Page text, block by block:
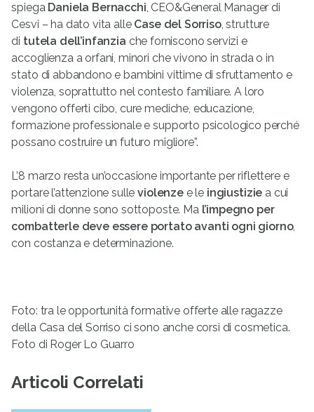
spiega Daniela Bernacchi, CEO&General Manager di
Cesvi – ha dato vita alle Case del Sorriso, strutture
di tutela dell’infanzia che forniscono servizi e
accoglienza a orfani, minori che vivono in strada o in
stato di abbandono e bambini vittime di sfruttamento e
violenza, soprattutto nel contesto familiare. A loro
vengono offerti cibo, cure mediche, educazione,
formazione professionale e supporto psicologico perché
possano costruire un futuro migliore”.
L’8 marzo resta un’occasione importante per riflettere e
portare l’attenzione sulleviolenzee le ingiustizie a cui
milioni di donne sono sottoposte. Ma l’impegno per
combatterle deve essere portato avanti ogni giorno,
con costanza e determinazione.
Foto: tra le opportunità formative offerte alle ragazze
della Casa del Sorriso ci sono anche corsi di cosmetica.
Foto di Roger Lo Guarro
Articoli Correlati